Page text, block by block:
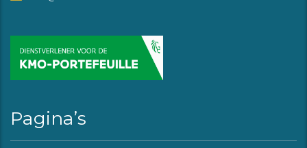
Pagina’s